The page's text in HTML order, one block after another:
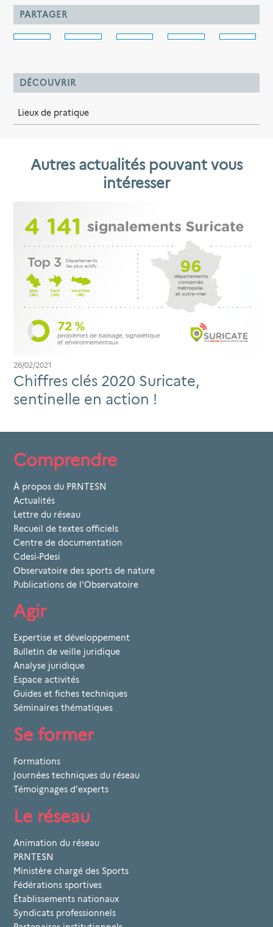
PARTAGER
DÉCOUVRIR
Lieux de pratique
Autres actualités pouvant vous
intéresser
26/02/2021
Chiffres clés 2020 Suricate,
sentinelle en action !
Comprendre
À propos du PRNTESN
Actualités
Lettre du réseau
Recueil de textes officiels
Centre de documentation
Cdesi-Pdesi
Observatoire des sports de nature
Publications de l'Observatoire
Agir
Expertise et développement
Bulletin de veille juridique
Analyse juridique
Espace activités
Guides et fiches techniques
Séminaires thématiques
Se former
Formations
Journées techniques du réseau
Témoignages d'experts
Le réseau
Animation du réseau
PRNTESN
Ministère chargé des Sports
Fédérations sportives
Établissements nationaux
Syndicats professionnels